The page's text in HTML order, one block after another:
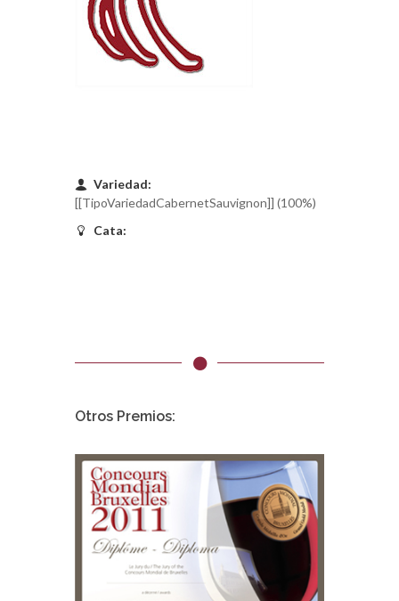
Variedad:
[[TipoVariedadCabernetSauvignon]] (100%)
Cata:
Otros Premios: